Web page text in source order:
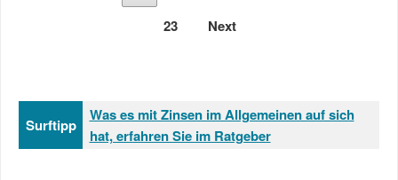
23 Next
Surftipp
Was es mit Zinsen im Allgemeinen auf sich
hat, erfahren Sie im Ratgeber